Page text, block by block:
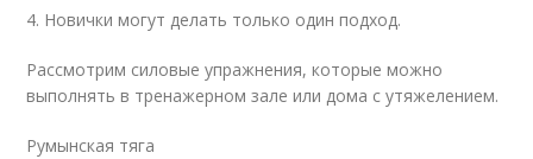
4. Новички могут делать только один подход.
Рассмотрим силовые упражнения, которые можно
выполнять в тренажерном зале или дома с утяжелением.
Румынская тяга